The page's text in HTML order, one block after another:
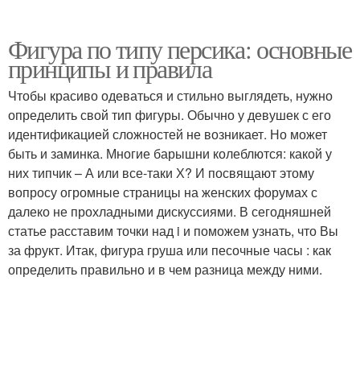
Фигура по типу персика: основные
принципы и правила
Чтобы красиво одеваться и стильно выглядеть, нужно
определить свой тип фигуры. Обычно у девушек с его
идентификацией сложностей не возникает. Но может
быть и заминка. Многие барышни колеблются: какой у
них типчик – А или все-таки Х? И посвящают этому
вопросу огромные страницы на женских форумах с
далеко не прохладными дискуссиями. В сегодняшней
статье расставим точки над i и поможем узнать, что Вы
за фрукт. Итак, фигура груша или песочные часы : как
определить правильно и в чем разница между ними.